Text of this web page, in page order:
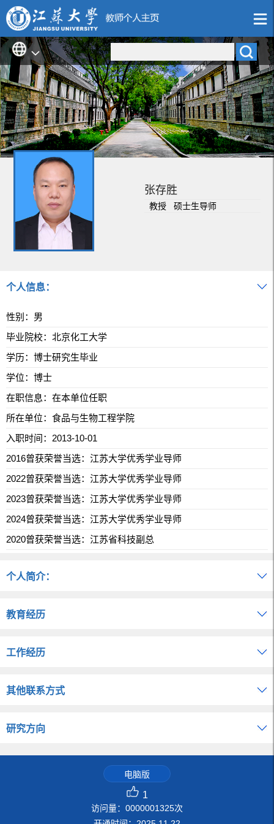
张存胜
教授 硕士生导师
个人信息：
性别：男
毕业院校：北京化工大学
学历：博士研究生毕业
学位：博士
在职信息：在本单位任职
所在单位：食品与生物工程学院
入职时间：2013-10-01
2016曾获荣誉当选：江苏大学优秀学业导师
2022曾获荣誉当选：江苏大学优秀学业导师
2023曾获荣誉当选：江苏大学优秀学业导师
2024曾获荣誉当选：江苏大学优秀学业导师
2020曾获荣誉当选：江苏省科技副总
个人简介：
教育经历
工作经历
其他联系方式
研究方向
电脑版
1
访问量： 0000001325次